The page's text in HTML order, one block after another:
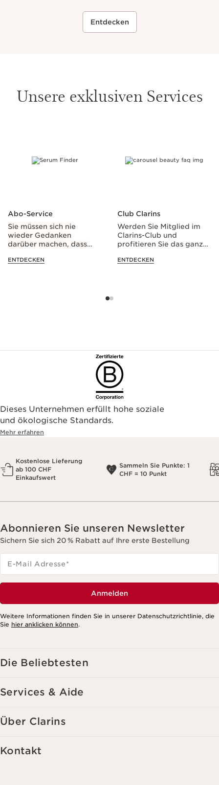
Entdecken
Unsere exklusiven Services
Abo-Service
Sie müssen sich nie
wieder Gedanken
darüber machen, dass
Lieblingsprodukte von
ENTDECKEN
Club Clarins
Werden Sie Mitglied im
Clarins-Club und
profitieren Sie das ganze
Rabatt*.
ENTDECKEN
Dieses Unternehmen erfüllt hohe soziale
und ökologische Standards.
Mehr erfahren
Kostenlose Lieferung
ab 100 CHF
Einkaufswert
Sammeln Sie Punkte: 1
CHF = 10 Punkt
Abonnieren Sie unseren Newsletter
Sichern Sie sich 20 % Rabatt auf Ihre erste Bestellung
E-Mail Adresse*
Anmelden
Weitere Informationen finden Sie in unserer Datenschutzrichtlinie, die
Sie hier anklicken können.
Die Beliebtesten
Services & Aide
Über Clarins
Kontakt